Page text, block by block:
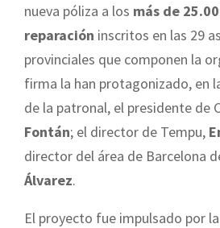
nueva póliza a los más de
reparación inscritos en las 29
provinciales que componen la
firma la han protagonizado, en
de la patronal, el presidente de
Fontán; el director de Tempu,
director del área de Barcelona
Álvarez.
El proyecto fue impulsado por